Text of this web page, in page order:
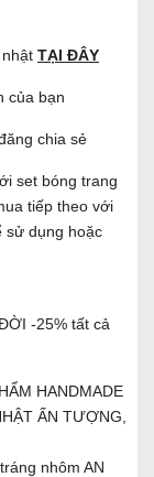
TẠI ĐÂY
của bạn
chia sẻ
set bóng trang
tiếp theo với
sử dụng hoặc
-25% tất cả
HANDMADE
ẤN TƯỢNG,
nhôm AN